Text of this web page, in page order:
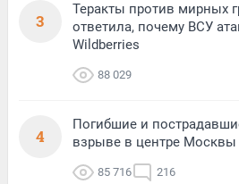
3
Теракты против мирных
ответила, почему ВСУ
Wildberries
88 029
4
Погибшие и
взрыве в центре Москвы
85 716 216